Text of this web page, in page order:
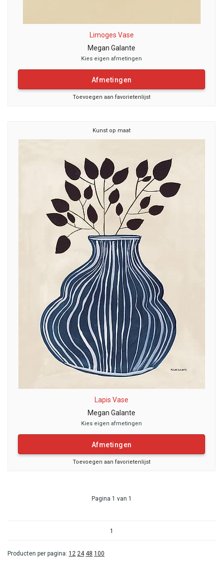
Limoges Vase
Megan Galante
Kies eigen afmetingen
Afmetingen
Toevoegen aan favorietenlijst
Kunst op maat
Lapis Vase
Megan Galante
Kies eigen afmetingen
Afmetingen
Toevoegen aan favorietenlijst
Pagina 1 van 1
1
Producten per pagina: 12 24 48 100